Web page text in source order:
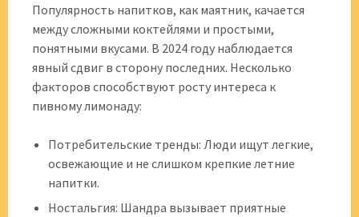
Популярность напитков, как маятник, качается
между сложными коктейлями и простыми,
понятными вкусами. В 2024 году наблюдается
явный сдвиг в сторону последних. Несколько
факторов способствуют росту интереса к
пивному лимонаду:
Потребительские тренды: Люди ищут легкие,
освежающие и не слишком крепкие летние
напитки.
Ностальгия: Шандра вызывает приятные